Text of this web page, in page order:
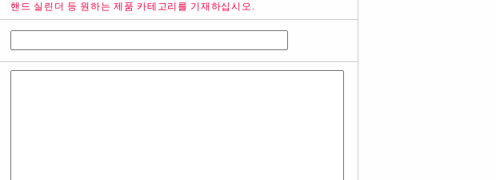
핸드 실린더 등 원하는 제품 카테고리를 기재하십시오.